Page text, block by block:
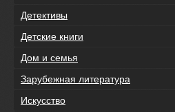
Детективы
Детские книги
Дом и семья
Зарубежная литература
Искусство